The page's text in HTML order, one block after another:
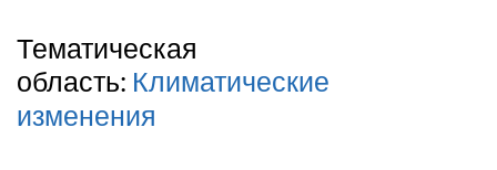
Тематическая
область: Климатические
изменения